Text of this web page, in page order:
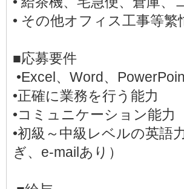
• その他オフィス工事等
■応募要件
•Excel、Word、
•正確に業務を行う能力
•コミュニケーション能力
•初級～中級レベルの英語
ぎ、e-mailあり）